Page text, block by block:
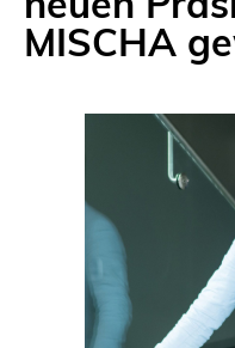
neuen
MISCHA